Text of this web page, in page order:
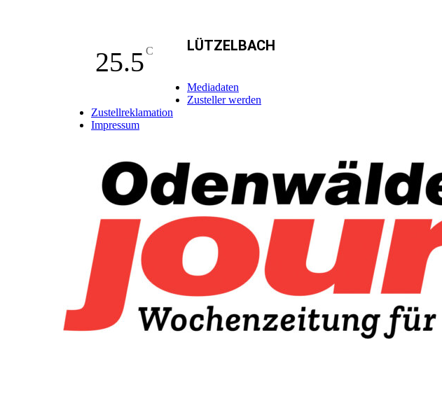
25.5C LÜTZELBACH
Mediadaten
Zusteller werden
Zustellreklamation
Impressum